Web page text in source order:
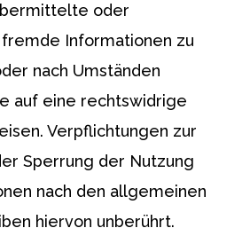
oder
Informationen zu
nach Umständen
auf eine rechtswidrige
Verpflichtungen zur
Sperrung der Nutzung
nach den allgemeinen
hiervon unberührt.